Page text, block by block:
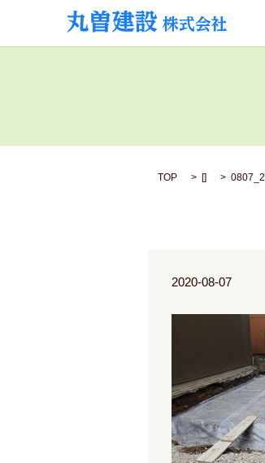
TOP [] 0807_2
2020-08-07